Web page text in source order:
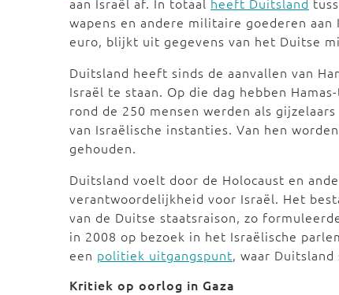
wapens en andere militaire goederen
euro, blijkt uit gegevens van het Duitse
Duitsland heeft sinds de aanvallen van
Israël te staan. Op die dag hebben
rond de 250 mensen werden als
van Israëlische instanties. Van hen
gehouden.
Duitsland voelt door de Holocaust en
verantwoordelijkheid voor Israël. Het
van de Duitse staatsraison, zo
in 2008 op bezoek in het Israëlische
een politiek uitgangspunt, waar
Kritiek op oorlog in Gaza